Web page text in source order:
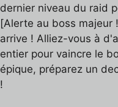
dernier niveau du raid
[Alerte au boss majeur
arrive ! Alliez-vous à
entier pour vaincre le
épique, préparez un
!